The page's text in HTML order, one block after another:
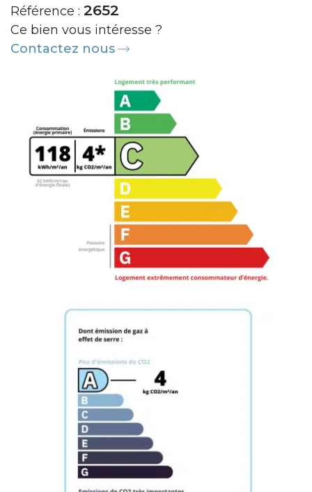
Référence : 2652
Ce bien vous intéresse ?
Contactez nous